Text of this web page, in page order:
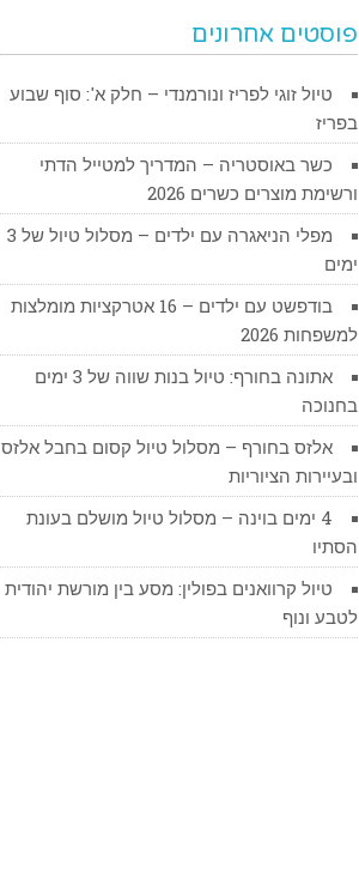
פוסטים אחרונים
טיול זוגי לפריז ונורמנדי – חלק א': סוף שבוע
בפריז
כשר באוסטריה – המדריך למטייל הדתי
ורשימת מוצרים כשרים 2026
מפלי הניאגרה עם ילדים – מסלול טיול של 3
ימים
בודפשט עם ילדים – 16 אטרקציות מומלצות
למשפחות 2026
אתונה בחורף: טיול בנות שווה של 3 ימים
בחנוכה
אלזס בחורף – מסלול טיול קסום בחבל אלזס
ובעיירות הציוריות
4 ימים בוינה – מסלול טיול מושלם בעונת
הסתיו
טיול קרוואנים בפולין: מסע בין מורשת יהודית
לטבע ונוף